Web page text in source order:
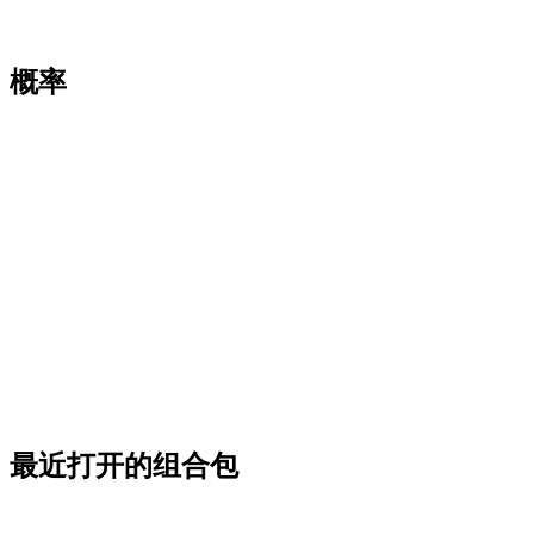
概率
最近打开的组合包